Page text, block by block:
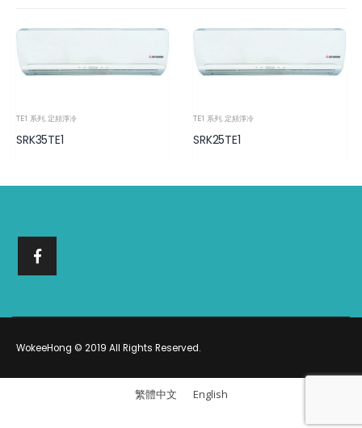
TE1 系列,定頻淨冷
SRK35TE1
TE1 系列,定頻淨冷
SRK25TE1
WokeeHong © 2019 All Rights Reserved.
繁體中文 English